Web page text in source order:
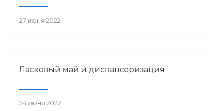
27 июня 2022
Ласковый май и диспансеризация
24 июня 2022